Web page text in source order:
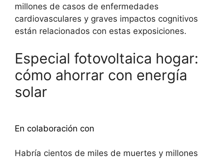
millones de casos de enfermedades
cardiovasculares y graves impactos cognitivos
están relacionados con estas exposiciones.
Especial fotovoltaica hogar:
cómo ahorrar con energía
solar
En colaboración con
Habría cientos de miles de muertes y millones